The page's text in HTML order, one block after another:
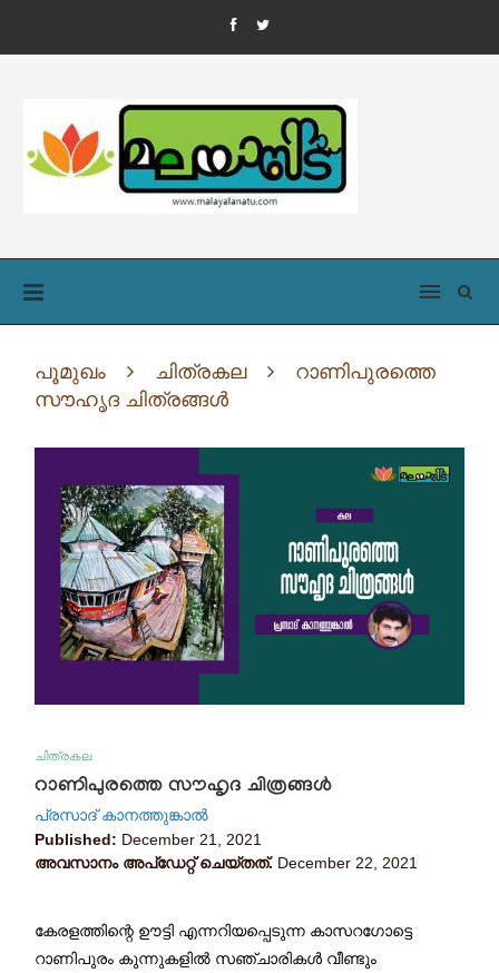
പൂമുഖം ചിത്രകല
റാണിപുരത്തെ
സൗഹൃദ ചിത്രങ്ങൾ
ചിത്രകല
റാണിപുരത്തെ സൗഹൃദ ചിത്രങ്ങൾ
പ്രസാദ് കാനത്തുങ്കാൽ
Published: December 21, 2021
അവസാനം അപ്ഡേറ്റ് ചെയ്തത്. December 22, 2021
കേരളത്തിന്റെ ഊട്ടി എന്നറിയപ്പെടുന്ന കാസറഗോട്ടെ
റാണിപുരം കുന്നുകളിൽ സഞ്ചാരികൾ വീണ്ടും